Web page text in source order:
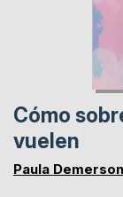
Cómo
vuelen
Paula